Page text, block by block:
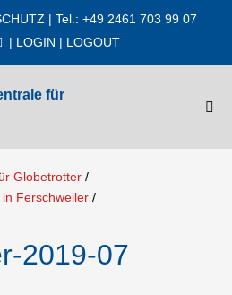
| Tel.: +49 2461 703 99 07
| LOGIN | LOGOUT
Globetrotter /
Ferschweiler /
2019-07